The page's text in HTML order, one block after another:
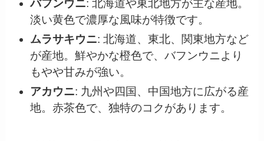
バフンウニ: 北海道や東北地方が主な産地。
淡い黄色で濃厚な風味が特徴です。
ムラサキウニ: 北海道、東北、関東地方など
が産地。鮮やかな橙色で、バフンウニより
もやや甘みが強い。
アカウニ: 九州や四国、中国地方に広がる産
地。赤茶色で、独特のコクがあります。